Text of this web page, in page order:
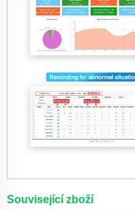
Související zboží